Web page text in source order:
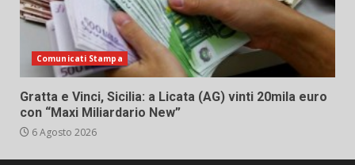
Comunicati Stampa
Gratta e Vinci, Sicilia: a Licata (AG) vinti 20mila euro
con “Maxi Miliardario New”
6 Agosto 2026